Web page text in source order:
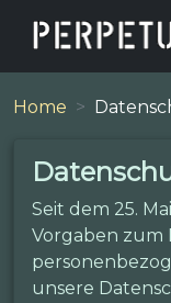
Home
Seit dem 25.
Vorgaben zum
unsere